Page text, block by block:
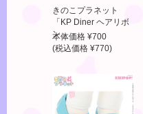
きのこプラネット
「KP Diner ヘアリボ
ン」
本体価格 ¥700
(税込価格 ¥770)